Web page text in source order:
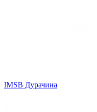
IMSB Дурачина